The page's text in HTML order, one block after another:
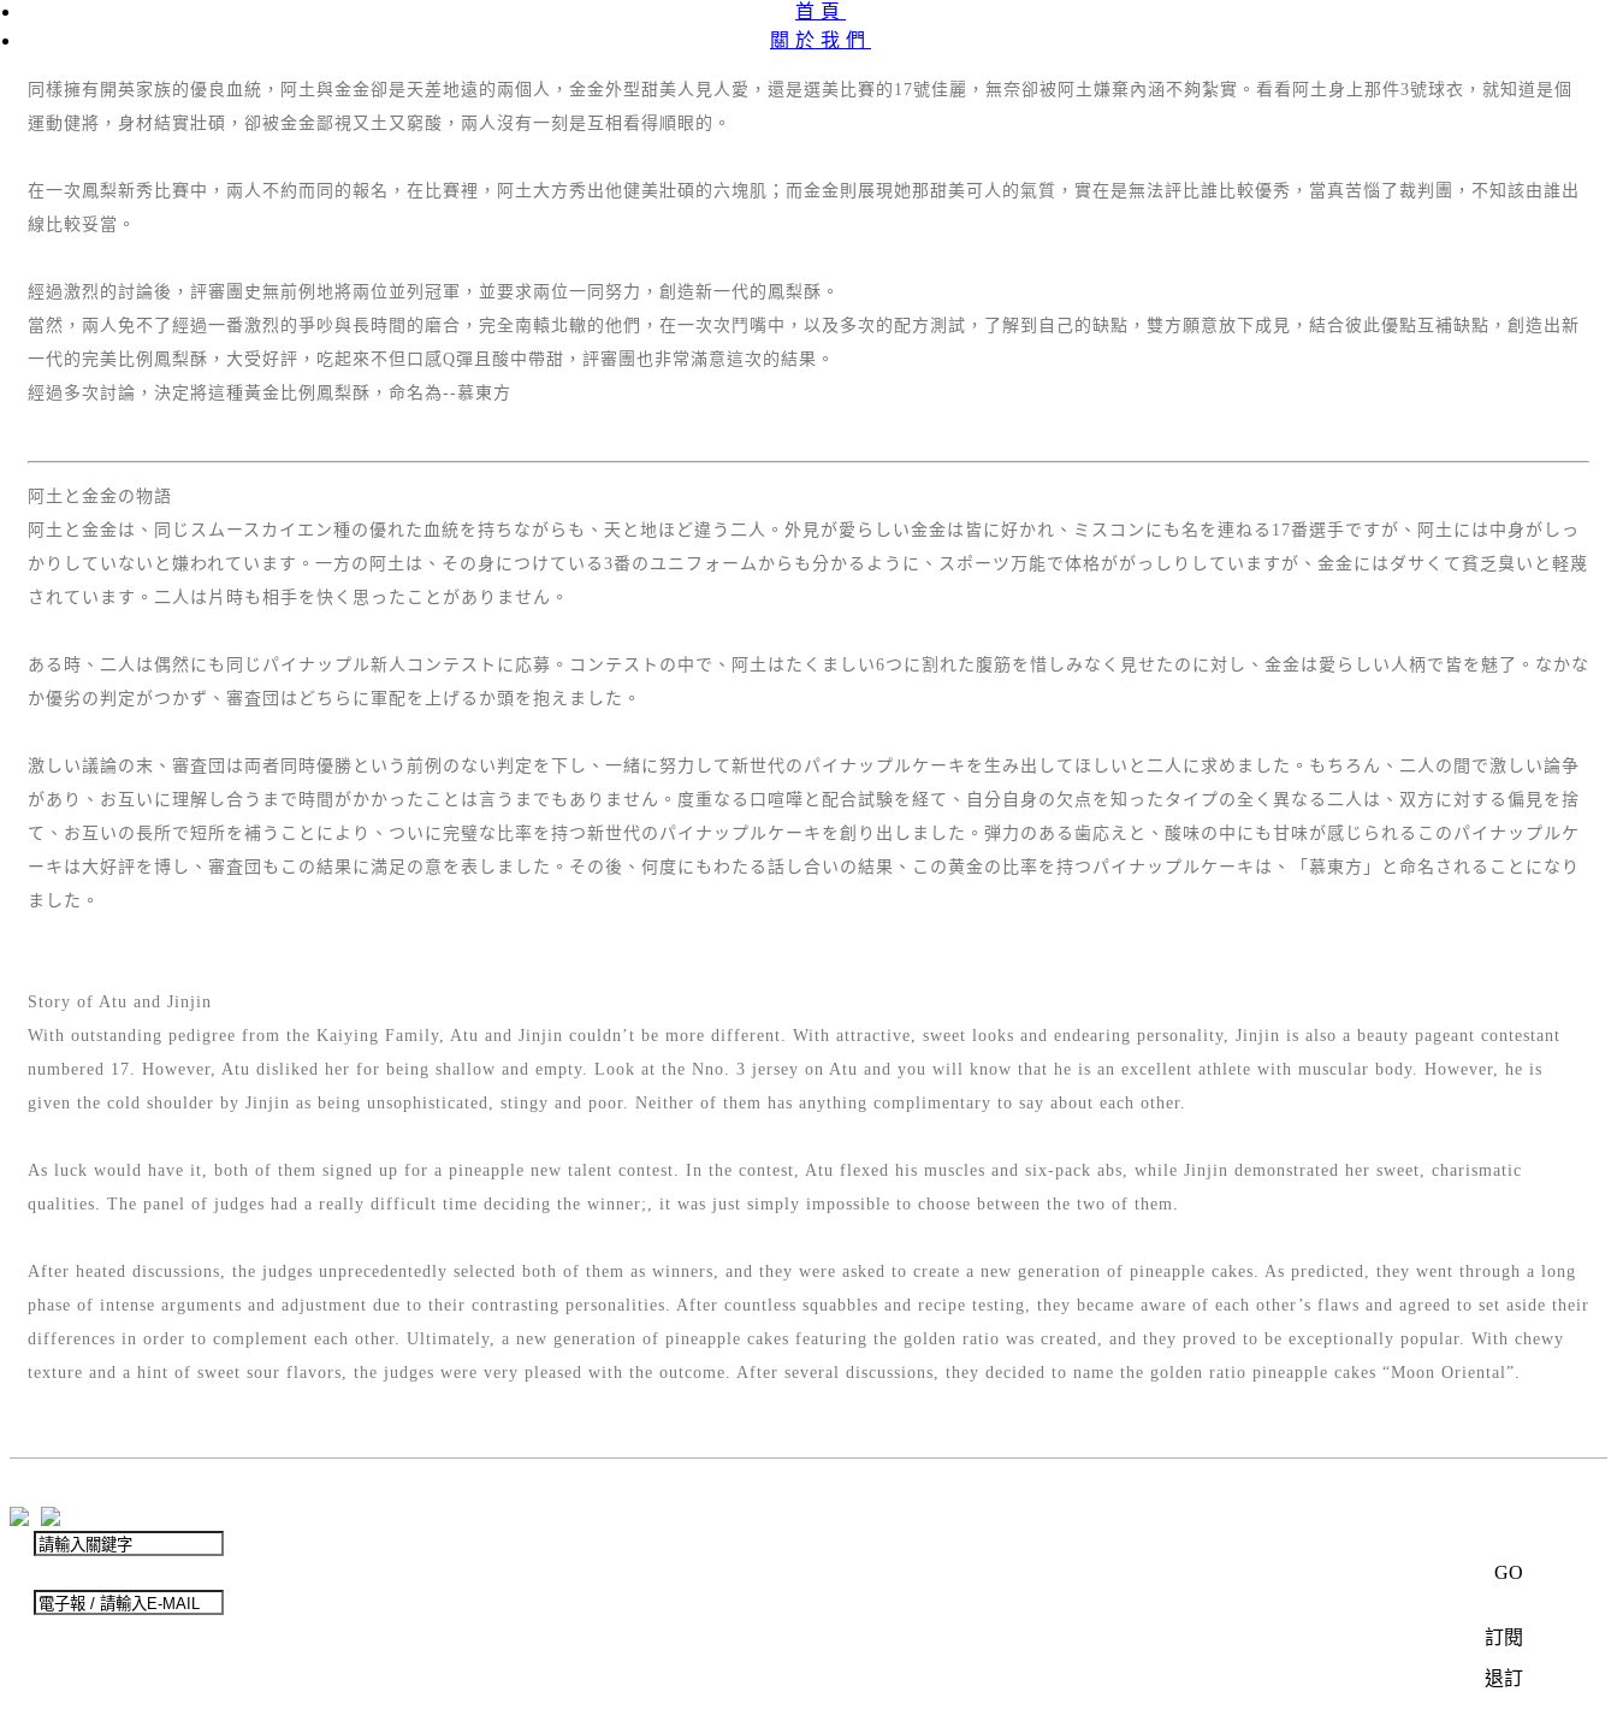
首頁
關於我們
同樣擁有開英家族的優良血統，阿土與金金卻是天差地遠的兩個人，金金外型甜美人見人愛，還是選美比賽的17號佳麗，無奈卻被阿土嫌棄內涵不夠紮實。看看阿土身上那件3號球衣，就知道是個
運動健將，身材結實壯碩，卻被金金鄙視又土又窮酸，兩人沒有一刻是互相看得順眼的。
在一次鳳梨新秀比賽中，兩人不約而同的報名，在比賽裡，阿土大方秀出他健美壯碩的六塊肌；而金金則展現她那甜美可人的氣質，實在是無法評比誰比較優秀，當真苦惱了裁判團，不知該由誰出
線比較妥當。
經過激烈的討論後，評審團史無前例地將兩位並列冠軍，並要求兩位一同努力，創造新一代的鳳梨酥。
當然，兩人免不了經過一番激烈的爭吵與長時間的磨合，完全南轅北轍的他們，在一次次鬥嘴中，以及多次的配方測試，了解到自己的缺點，雙方願意放下成見，結合彼此優點互補缺點，創造出新
一代的完美比例鳳梨酥，大受好評，吃起來不但口感Q彈且酸中帶甜，評審團也非常滿意這次的結果。
經過多次討論，決定將這種黃金比例鳳梨酥，命名為--慕東方
阿土と金金の物語
阿土と金金は、同じスムースカイエン種の優れた血統を持ちながらも、天と地ほど違う二人。外見が愛らしい金金は皆に好かれ、ミスコンにも名を連ねる17番選手ですが、阿土には中身がしっ
かりしていないと嫌われています。一方の阿土は、その身につけている3番のユニフォームからも分かるように、スポーツ万能で体格ががっしりしていますが、金金にはダサくて貧乏臭いと軽蔑
されています。二人は片時も相手を快く思ったことがありません。
ある時、二人は偶然にも同じパイナップル新人コンテストに応募。コンテストの中で、阿土はたくましい6つに割れた腹筋を惜しみなく見せたのに対し、金金は愛らしい人柄で皆を魅了。なかな
か優劣の判定がつかず、審査団はどちらに軍配を上げるか頭を抱えました。
激しい議論の末、審査団は両者同時優勝という前例のない判定を下し、一緒に努力して新世代のパイナップルケーキを生み出してほしいと二人に求めました。もちろん、二人の間で激しい論争
があり、お互いに理解し合うまで時間がかかったことは言うまでもありません。度重なる口喧嘩と配合試験を経て、自分自身の欠点を知ったタイプの全く異なる二人は、双方に対する偏見を捨
て、お互いの長所で短所を補うことにより、ついに完璧な比率を持つ新世代のパイナップルケーキを創り出しました。弾力のある歯応えと、酸味の中にも甘味が感じられるこのパイナップルケ
ーキは大好評を博し、審査団もこの結果に満足の意を表しました。その後、何度にもわたる話し合いの結果、この黄金の比率を持つパイナップルケーキは、「慕東方」と命名されることになり
ました。
Story of Atu and Jinjin
With outstanding pedigree from the Kaiying Family, Atu and Jinjin couldn’t be more different. With attractive, sweet looks and endearing personality, Jinjin is also a beauty pageant contestant
numbered 17. However, Atu disliked her for being shallow and empty. Look at the Nno. 3 jersey on Atu and you will know that he is an excellent athlete with muscular body. However, he is
given the cold shoulder by Jinjin as being unsophisticated, stingy and poor. Neither of them has anything complimentary to say about each other.
As luck would have it, both of them signed up for a pineapple new talent contest. In the contest, Atu flexed his muscles and six-pack abs, while Jinjin demonstrated her sweet, charismatic
qualities. The panel of judges had a really difficult time deciding the winner;, it was just simply impossible to choose between the two of them.
After heated discussions, the judges unprecedentedly selected both of them as winners, and they were asked to create a new generation of pineapple cakes. As predicted, they went through a long
phase of intense arguments and adjustment due to their contrasting personalities. After countless squabbles and recipe testing, they became aware of each other’s flaws and agreed to set aside their
differences in order to complement each other. Ultimately, a new generation of pineapple cakes featuring the golden ratio was created, and they proved to be exceptionally popular. With chewy
texture and a hint of sweet sour flavors, the judges were very pleased with the outcome. After several discussions, they decided to name the golden ratio pineapple cakes “Moon Oriental”.
GO
訂閱
退訂